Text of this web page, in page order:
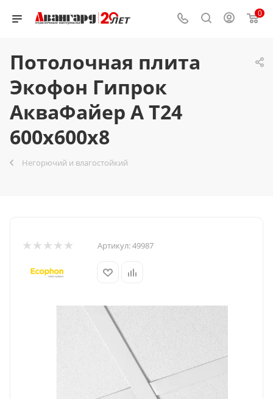
0
Потолочная плита
Экофон Гипрок
АкваФайер А T24
600x600x8
Негорючий и влагостойкий
Артикул:49987